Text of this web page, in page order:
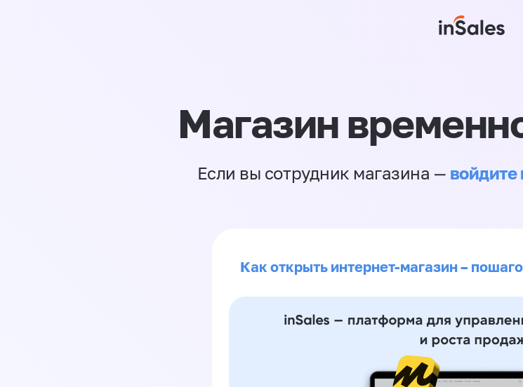
Магазин
Если вы сотрудник магазина — войдите
Как открыть интернет-магазин –